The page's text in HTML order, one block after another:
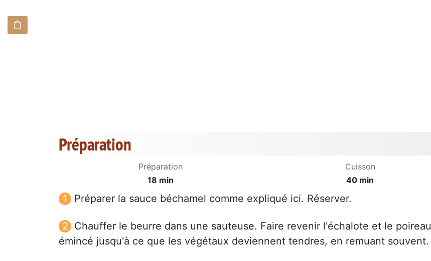
Préparation
Préparation
18 min
Cuisson
40 min
Préparer la sauce béchamel comme expliqué ici. Réserver.
Chauffer le beurre dans une sauteuse. Faire revenir l'échalote et le poireau
émincé jusqu'à ce que les végétaux deviennent tendres, en remuant souvent.